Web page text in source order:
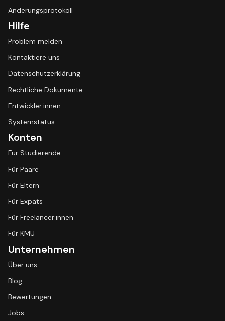
Änderungsprotokoll
Hilfe
Problem melden
Kontaktiere uns
Datenschutzerklärung
Rechtliche Dokumente
Entwickler:innen
Systemstatus
Konten
Für Studierende
Für Paare
Für Eltern
Für Expats
Für Freelancer:innen
Für KMU
Unternehmen
Über uns
Blog
Bewertungen
Jobs